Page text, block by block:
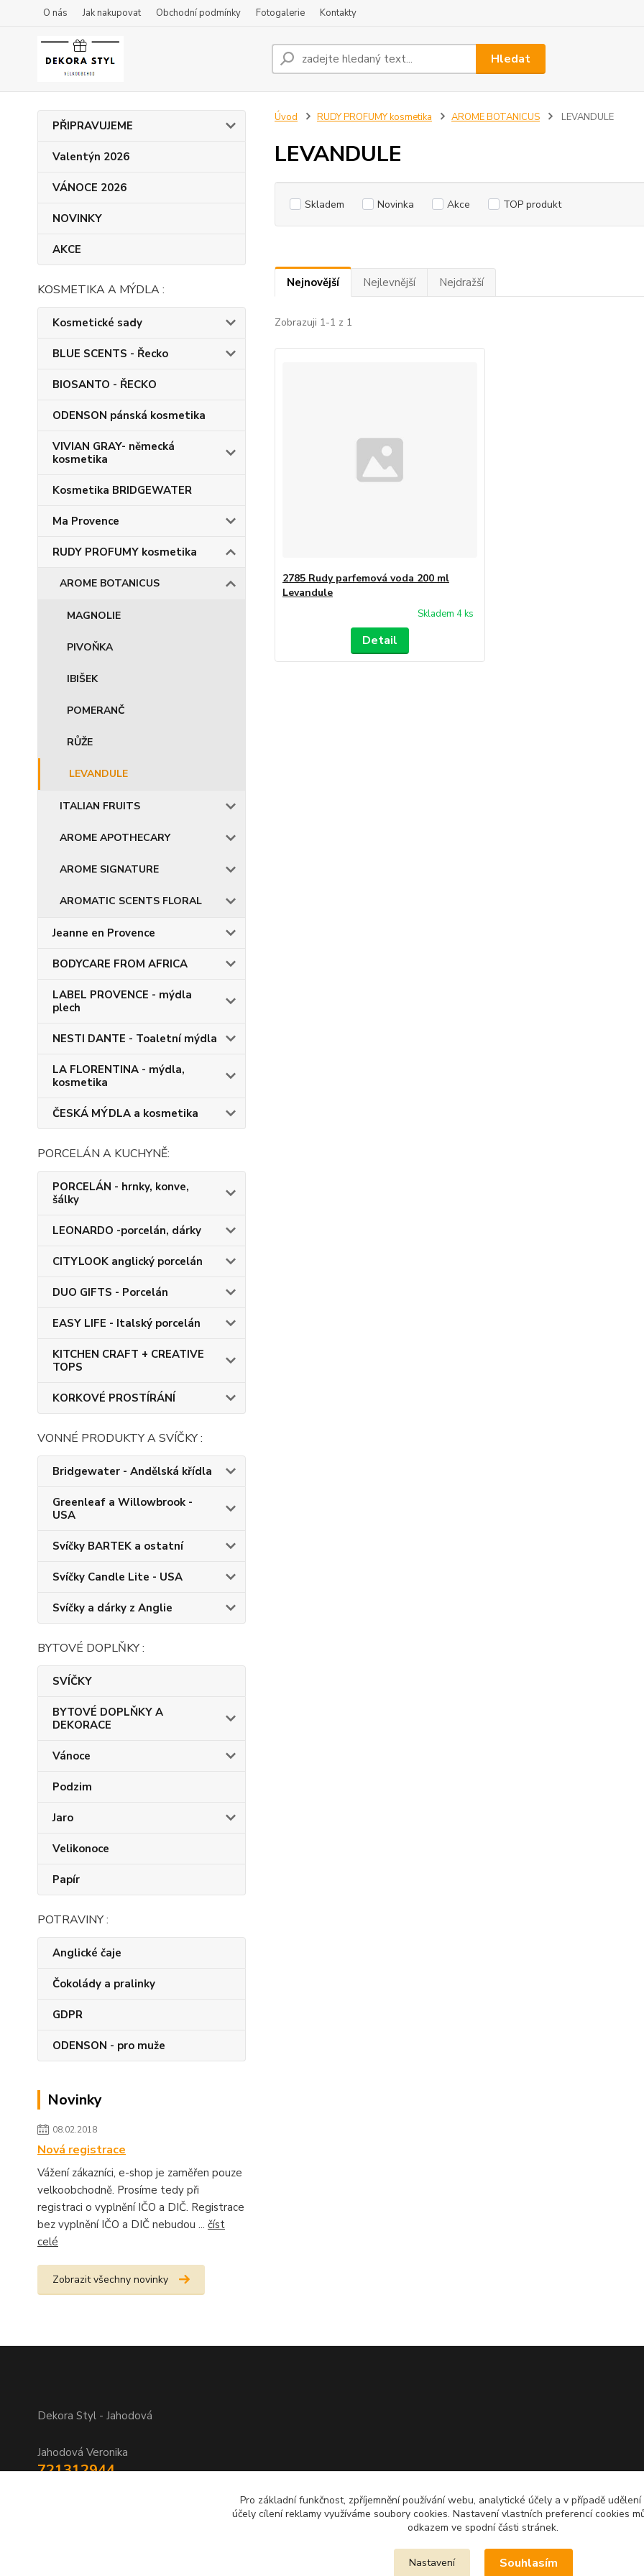
O nás Jak nakupovat Obchodní podmínky Fotogalerie Kontakty
Hledat
PŘIPRAVUJEME
Valentýn 2026
VÁNOCE 2026
NOVINKY
AKCE
KOSMETIKA A MÝDLA :
Kosmetické sady
BLUE SCENTS - Řecko
BIOSANTO - ŘECKO
ODENSON pánská kosmetika
VIVIAN GRAY- německá
kosmetika
Kosmetika BRIDGEWATER
Ma Provence
RUDY PROFUMY kosmetika
AROME BOTANICUS
MAGNOLIE
PIVOŇKA
IBIŠEK
POMERANČ
RŮŽE
LEVANDULE
ITALIAN FRUITS
AROME APOTHECARY
AROME SIGNATURE
AROMATIC SCENTS FLORAL
Jeanne en Provence
BODYCARE FROM AFRICA
LABEL PROVENCE - mýdla
plech
NESTI DANTE - Toaletní mýdla
LA FLORENTINA - mýdla,
kosmetika
ČESKÁ MÝDLA a kosmetika
PORCELÁN A KUCHYNĚ:
PORCELÁN - hrnky, konve,
šálky
LEONARDO -porcelán, dárky
CITYLOOK anglický porcelán
DUO GIFTS - Porcelán
EASY LIFE - Italský porcelán
KITCHEN CRAFT + CREATIVE
TOPS
KORKOVÉ PROSTÍRÁNÍ
VONNÉ PRODUKTY A SVÍČKY :
Bridgewater - Andělská křídla
Greenleaf a Willowbrook -
USA
Svíčky BARTEK a ostatní
Svíčky Candle Lite - USA
Svíčky a dárky z Anglie
BYTOVÉ DOPLŇKY :
SVÍČKY
BYTOVÉ DOPLŇKY A
DEKORACE
Vánoce
Podzim
Jaro
Velikonoce
Papír
POTRAVINY :
Anglické čaje
Čokolády a pralinky
GDPR
ODENSON - pro muže
Novinky
08.02.2018
Nová registrace
Vážení zákazníci, e-shop je zaměřen pouze
velkoobchodně. Prosíme tedy při
registraci o vyplnění IČO a DIČ. Registrace
bez vyplnění IČO a DIČ nebudou ... číst
celé
Zobrazit všechny novinky
Úvod RUDY PROFUMY kosmetika AROME BOTANICUS LEVANDULE
LEVANDULE
Skladem Novinka Akce TOP produkt
Nejnovější Nejlevnější Nejdražší
Zobrazuji 1-1 z 1
2785 Rudy parfemová voda 200 ml
Levandule
Skladem 4 ks
Detail
Dekora Styl - Jahodová
Jahodová Veronika
721312944
Pro základní funkčnost, zpříjemnění používání webu, analytické účely a v případě
účely cílení reklamy využíváme soubory cookies. Nastavení vlastních preferencí cookies
odkazem ve spodní části stránek.
Nastavení Souhlasím